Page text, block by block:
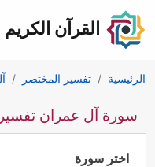
القرآن الكريم
الرئيسية تفسير المختصر
سورة آل عمران تفسير
اختر سورة